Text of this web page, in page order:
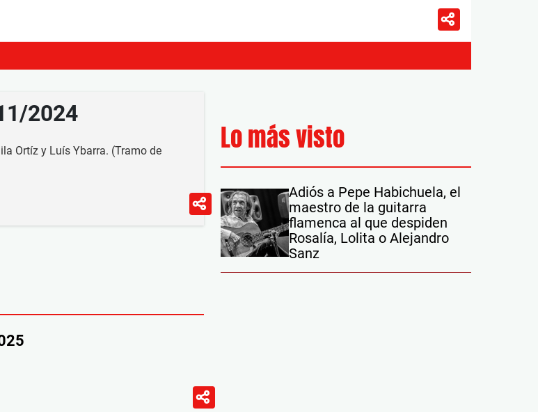
2024
Ortíz y Luís Ybarra. (Tramo de
Lo más visto
Adiós a Pepe Habichuela, el
maestro de la guitarra
flamenca al que despiden
Rosalía, Lolita o Alejandro
Sanz